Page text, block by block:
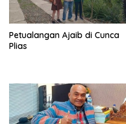
Petualangan Ajaib di Cunca
Plias